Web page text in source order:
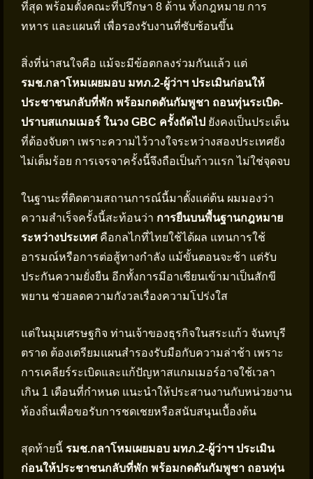
ที่สุด พร้อมตั้งคณะที่ปรึกษา 8 ด้าน ทั้งกฎหมาย การ
ทหาร และแผนที่ เพื่อรองรับงานที่ซับซ้อนขึ้น
สิ่งที่น่าสนใจคือ แม้จะมีข้อตกลงร่วมกันแล้ว แต่
รมช.กลาโหมเผยมอบ มทภ.2-ผู้ว่าฯ ประเมินก่อนให้
ประชาชนกลับที่พัก พร้อมกดดันกัมพูชา ถอนทุ่นระเบิด-
ปราบสแกมเมอร์ ในวง GBC ครั้งถัดไป ยังคงเป็นประเด็น
ที่ต้องจับตา เพราะความไว้วางใจระหว่างสองประเทศยัง
ไม่เต็มร้อย การเจรจาครั้งนี้จึงถือเป็นก้าวแรก ไม่ใช่จุดจบ
ในฐานะที่ติดตามสถานการณ์นี้มาตั้งแต่ต้น ผมมองว่า
ความสำเร็จครั้งนี้สะท้อนว่า การยืนบนพื้นฐานกฎหมาย
ระหว่างประเทศคือกลไกที่ไทยใช้ได้ผล แทนการใช้
อารมณ์หรือการต่อสู้ทางกำลัง แม้ขั้นตอนจะช้า แต่รับ
ประกันความยั่งยืน อีกทั้งการมีอาเซียนเข้ามาเป็นสักขี
พยาน ช่วยลดความกังวลเรื่องความโปร่งใส
แต่ในมุมเศรษฐกิจ ท่านเจ้าของธุรกิจในสระแก้ว จันทบุรี
ตราด ต้องเตรียมแผนสำรองรับมือกับความล่าช้า เพราะ
การเคลียร์ระเบิดและแก้ปัญหาสแกมเมอร์อาจใช้เวลา
เกิน 1 เดือนที่กำหนด แนะนำให้ประสานงานกับหน่วยงาน
ท้องถิ่นเพื่อขอรับการชดเชยหรือสนับสนุนเบื้องต้น
สุดท้ายนี้ รมช.กลาโหมเผยมอบ มทภ.2-ผู้ว่าฯ ประเมิน
ก่อนให้ประชาชนกลับที่พัก พร้อมกดดันกัมพูชา ถอนทุ่น